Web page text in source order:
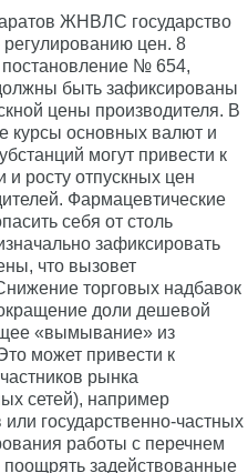
ЖНВЛС государство
цен. 8
постановление № 654,
быть зафиксированы
цены производителя. В
курсы основных валют и
могут привести к
росту отпускных цен
Фармацевтические
себя от столь
зафиксировать
что вызовет
торговых надбавок
доли дешевой
«вымывание» из
может привести к
рынка
сетей), например
государственно-частных
работы с перечнем
задействованные